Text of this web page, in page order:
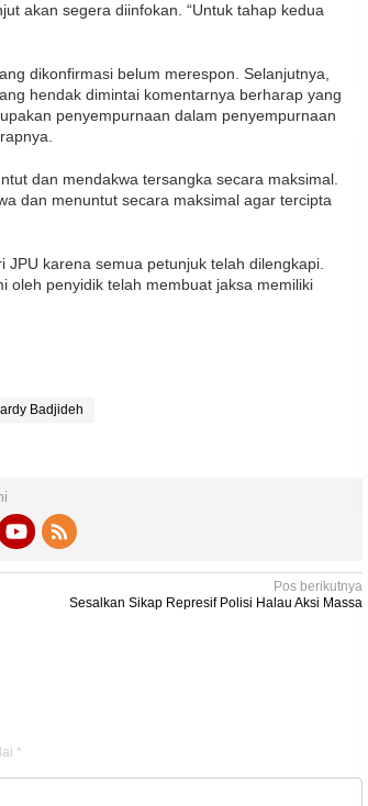
akan segera diinfokan. “Untuk tahap kedua
dikonfirmasi belum merespon. Selanjutnya,
hendak dimintai komentarnya berharap yang
penyempurnaan dalam penyempurnaan
dan mendakwa tersangka secara maksimal.
dan menuntut secara maksimal agar tercipta
karena semua petunjuk telah dilengkapi.
oleh penyidik telah membuat jaksa memiliki
Badjideh
Pos berikutnya
Sesalkan Sikap Represif Polisi Halau Aksi Massa
*
RSUD Naibonat Musnahkan Obat